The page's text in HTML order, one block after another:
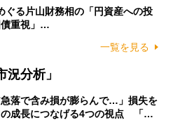
ぐる片山財務相の「円資産への投
重視」…
一覧を見る
分析」
急落で含み損が膨らんで…」損失を
の成長につなげる4つの視点 「…